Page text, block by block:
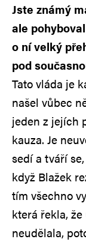
Jste známý
ale
o ní velký
pod
Tato vláda je
našel vůbec
jeden z jejích
kauza. Je
sedí a tváří
když Blažek
tím všechno
která řekla,
neudělala,